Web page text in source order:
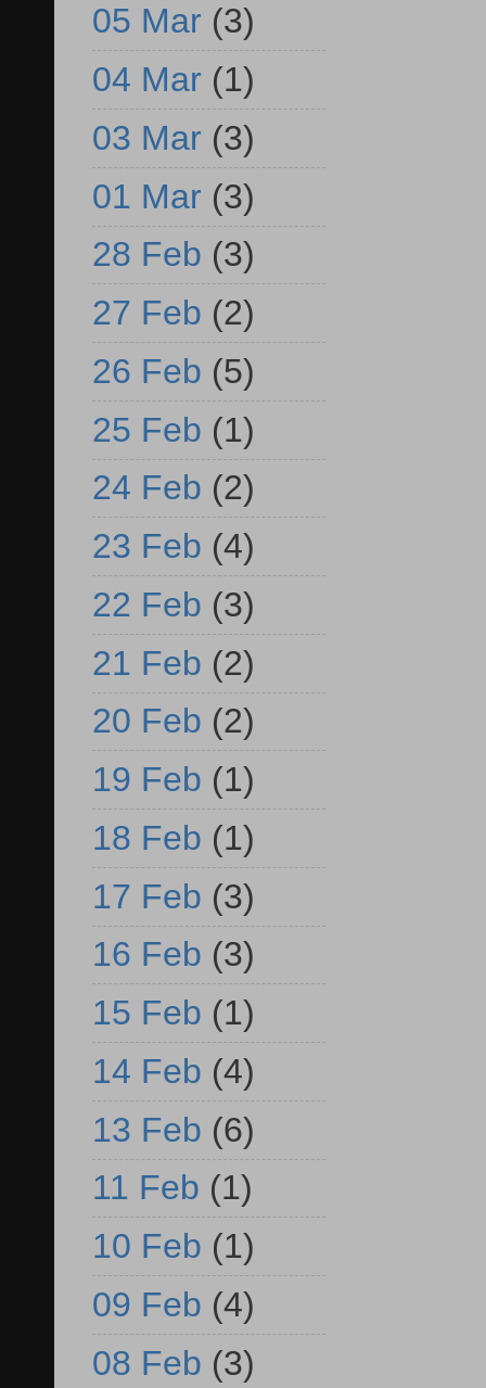
05 Mar (3)
04 Mar (1)
03 Mar (3)
01 Mar (3)
28 Feb (3)
27 Feb (2)
26 Feb (5)
25 Feb (1)
24 Feb (2)
23 Feb (4)
22 Feb (3)
21 Feb (2)
20 Feb (2)
19 Feb (1)
18 Feb (1)
17 Feb (3)
16 Feb (3)
15 Feb (1)
14 Feb (4)
13 Feb (6)
11 Feb (1)
10 Feb (1)
09 Feb (4)
08 Feb (3)